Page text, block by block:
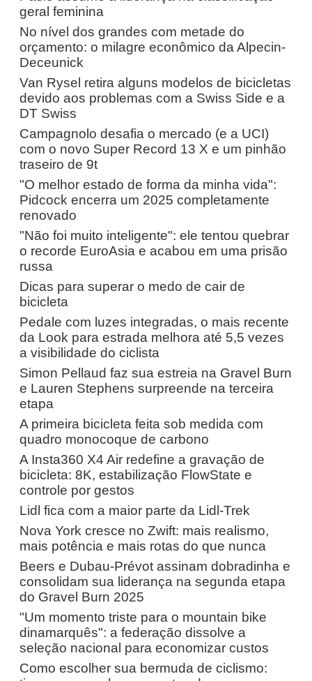
geral feminina
No nível dos grandes com metade do
orçamento: o milagre econômico da Alpecin-
Deceunick
Van Rysel retira alguns modelos de bicicletas
devido aos problemas com a Swiss Side e a
DT Swiss
Campagnolo desafia o mercado (e a UCI)
com o novo Super Record 13 X e um pinhão
traseiro de 9t
"O melhor estado de forma da minha vida":
Pidcock encerra um 2025 completamente
renovado
"Não foi muito inteligente": ele tentou quebrar
o recorde EuroAsia e acabou em uma prisão
russa
Dicas para superar o medo de cair de
bicicleta
Pedale com luzes integradas, o mais recente
da Look para estrada melhora até 5,5 vezes
a visibilidade do ciclista
Simon Pellaud faz sua estreia na Gravel Burn
e Lauren Stephens surpreende na terceira
etapa
A primeira bicicleta feita sob medida com
quadro monocoque de carbono
A Insta360 X4 Air redefine a gravação de
bicicleta: 8K, estabilização FlowState e
controle por gestos
Lidl fica com a maior parte da Lidl-Trek
Nova York cresce no Zwift: mais realismo,
mais potência e mais rotas do que nunca
Beers e Dubau-Prévot assinam dobradinha e
consolidam sua liderança na segunda etapa
do Gravel Burn 2025
"Um momento triste para o mountain bike
dinamarquês": a federação dissolve a
seleção nacional para economizar custos
Como escolher sua bermuda de ciclismo: